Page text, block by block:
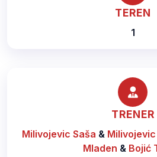
TEREN
1
TRENER
Milivojevic Saša &
Mladen & Bojić